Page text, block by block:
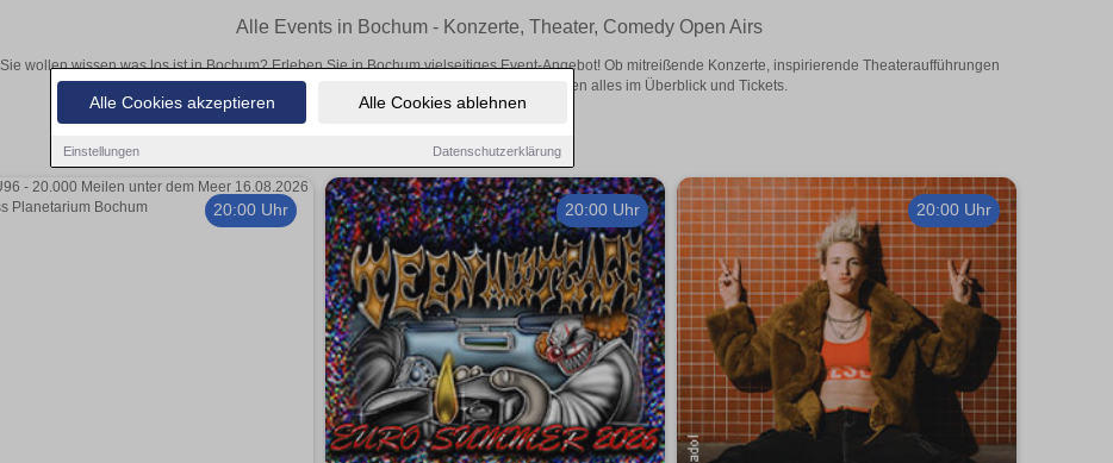
Alle Cookies akzeptieren Alle Cookies ablehnen
Einstellungen Datenschutzerklärung
Alle Events in Bochum - Konzerte, Theater, Comedy Open Airs
Sie wollen wissen was los ist in Bochum? Erleben Sie in Bochum vielseitiges Event-Angebot! Ob mitreißende Konzerte, inspirierende Theateraufführungen
oder aufregende Veranstaltungen in Bochum – hier finden alles im Überblick und Tickets.
20:00 Uhr 20:00 Uhr 20:00 Uhr